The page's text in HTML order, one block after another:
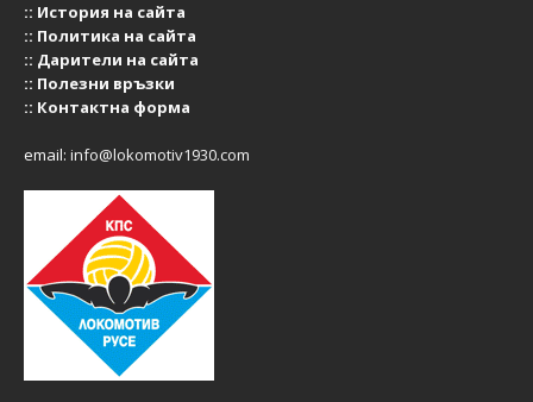
:: История на сайта
:: Политика на сайта
:: Дарители на сайта
:: Полезни връзки
:: Контактна форма
email: info@lokomotiv1930.com